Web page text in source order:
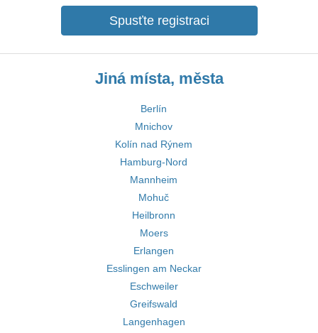
Spusťte registraci
Jiná místa, města
Berlín
Mnichov
Kolín nad Rýnem
Hamburg-Nord
Mannheim
Mohuč
Heilbronn
Moers
Erlangen
Esslingen am Neckar
Eschweiler
Greifswald
Langenhagen